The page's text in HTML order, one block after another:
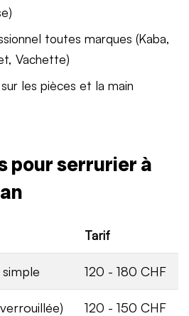
toutes marques (Kaba,
Vachette)
les pièces et la main
pour serrurier à
Tarif
120 - 180 CHF
120 - 150 CHF